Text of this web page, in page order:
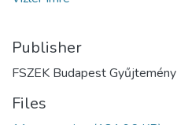
Publisher
FSZEK Budapest Gyűjtemény
Files